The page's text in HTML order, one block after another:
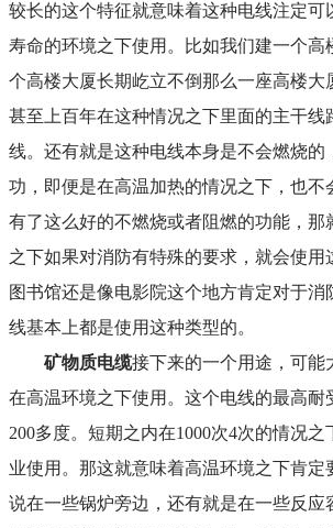
较长的这个特征就意味着这种电线注定可
寿命的环境之下使用。比如我们建一个高
个高楼大厦长期屹立不倒那么一座高楼大
甚至上百年在这种情况之下里面的主干线
线。还有就是这种电线本身是不会燃烧的
功，即便是在高温加热的情况之下，也不
有了这么好的不燃烧或者阻燃的功能，那
之下如果对消防有特殊的要求，就会使用
图书馆还是像电影院这个地方肯定对于消
线基本上都是使用这种类型的。
矿物质电缆接下来的一个用途，可能
在高温环境之下使用。这个电线的最高耐
200多度。短期之内在1000次4次的情况
业使用。那这就意味着高温环境之下肯定
说在一些锅炉旁边，还有就是在一些反应